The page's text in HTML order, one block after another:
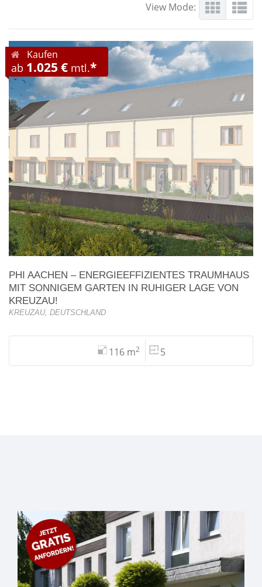
View Mode:
Kaufen
ab 1.025 € mtl.*
PHI AACHEN – ENERGIEEFFIZIENTES TRAUMHAUS
MIT SONNIGEM GARTEN IN RUHIGER LAGE VON
KREUZAU!
KREUZAU, DEUTSCHLAND
116 m2 5